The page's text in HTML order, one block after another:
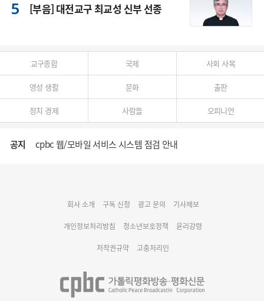
[부음] 대전교구 최교성 신부 선종
교구종합 국제 사회 사목
영성 생활 문화 출판
정치 경제 사람들 오피니언
공지 cpbc 웹/모바일 서비스 시스템 점검 안내
명동 미디어큐브 & 1898 미디어월 공모전 수상작 발표
회사 소개 구독 신청 광고 문의 기사제보
개인정보처리방침 청소년보호정책 윤리강령
저작권규약 고충처리인